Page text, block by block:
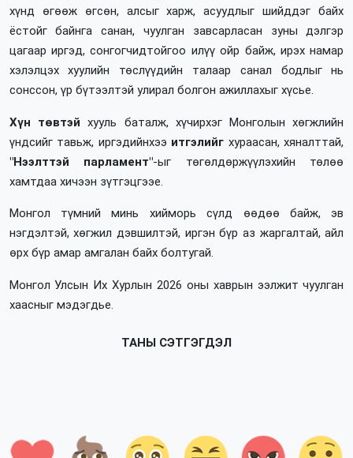
хүнд өгөөж өгсөн, алсыг харж, асуудлыг шийддэг байх
ёстойг байнга санан, чуулган завсарласан зуны дэлгэр
цагаар иргэд, сонгогчидтойгоо илүү ойр байж, ирэх намар
хэлэлцэх хуулийн төслүүдийн талаар санал бодлыг нь
сонссон, үр бүтээлтэй улирал болгон ажиллахыг хүсье.
Хүн төвтэй хууль баталж, хүчирхэг Монголын хөгжлийн
үндсийг тавьж, иргэдийнхээ итгэлийг хураасан, хяналттай,
"Нээлттэй парламент"-ыг төгөлдөржүүлэхийн төлөө
хамтдаа хичээн зүтгэцгээе.
Монгол түмний минь хийморь сүлд өөдөө байж, эв
нэгдэлтэй, хөгжил дэвшилтэй, иргэн бүр аз жаргалтай, айл
өрх бүр амар амгалан байх болтугай.
Монгол Улсын Их Хурлын 2026 оны хаврын ээлжит чуулган
хаасныг мэдэгдье.
ТАНЫ СЭТГЭГДЭЛ